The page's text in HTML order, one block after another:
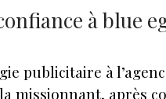
à blue
publicitaire à
missionnant, après